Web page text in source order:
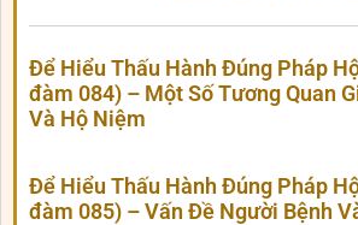
Để Hiểu Thấu Hành Đúng Pháp
đàm 084) – Một Số Tương Quan
Và Hộ Niệm
Để Hiểu Thấu Hành Đúng Pháp
đàm 085) – Vấn Đề Người Bệnh